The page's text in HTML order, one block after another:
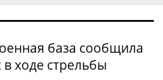
база сообщила
ходе стрельбы